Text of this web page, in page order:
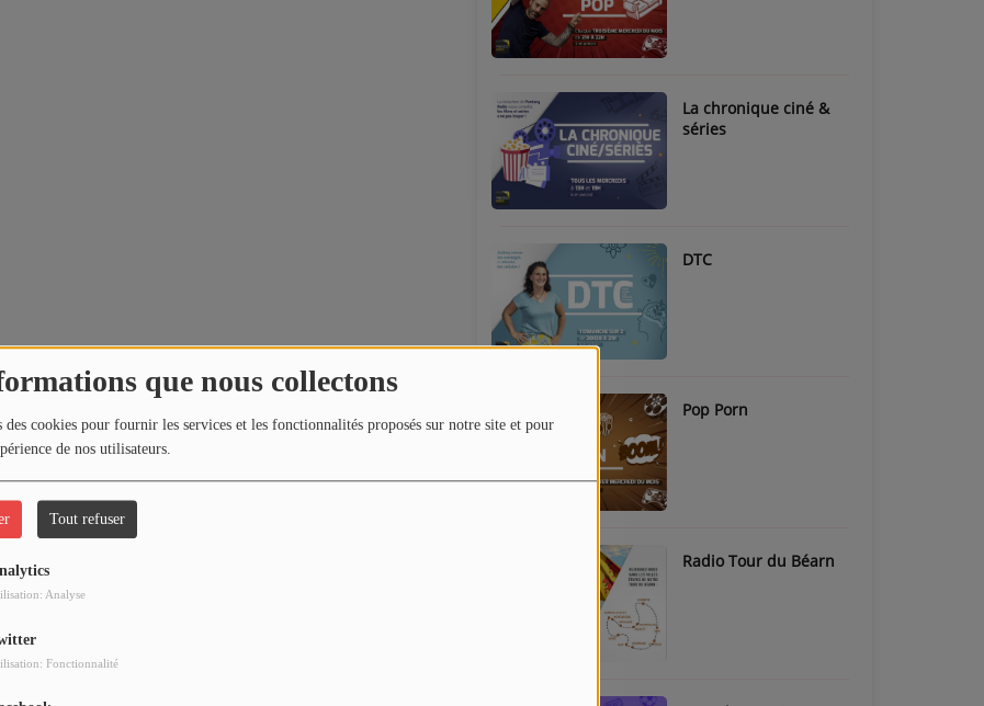
que nous collectons
des cookies pour fournir les services et les fonctionnalités proposés sur notre site et pour
de nos utilisateurs.
Tout refuser
Analyse
Fonctionnalité
La chronique ciné &
séries
DTC
Pop Porn
Radio Tour du Béarn